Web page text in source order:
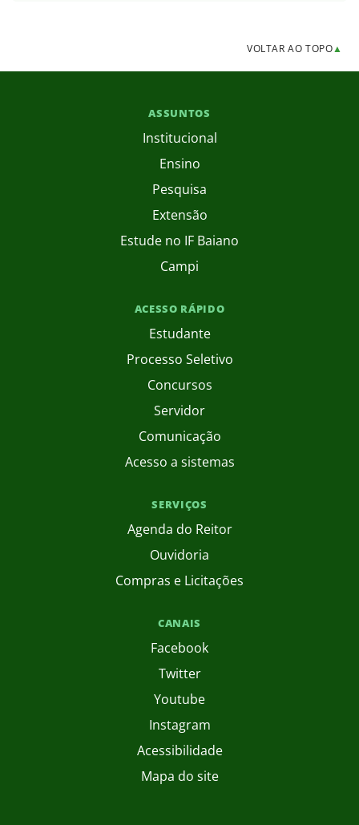
VOLTAR AO TOPO▲
ASSUNTOS
Institucional
Ensino
Pesquisa
Extensão
Estude no IF Baiano
Campi
ACESSO RÁPIDO
Estudante
Processo Seletivo
Concursos
Servidor
Comunicação
Acesso a sistemas
SERVIÇOS
Agenda do Reitor
Ouvidoria
Compras e Licitações
CANAIS
Facebook
Twitter
Youtube
Instagram
Acessibilidade
Mapa do site